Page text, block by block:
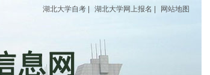
湖北大学自考 湖北大学网上报名 网站地图